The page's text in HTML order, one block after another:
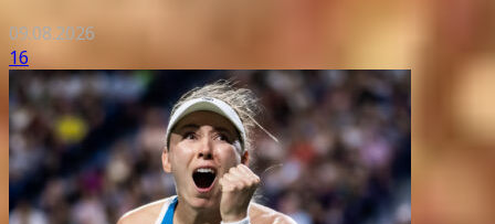
09.08.2026
16